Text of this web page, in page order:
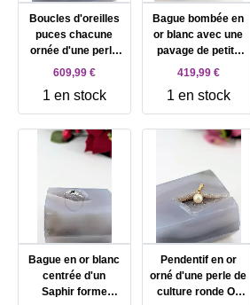
Boucles d'oreilles
puces chacune
ornée d'une perle
de Tahiti de 9mm
diamant d'environ
0,15ct Or 750
Millième (18 CT)
3,07g
609,99 €
1 en stock
Bague bombée en
or blanc avec une
pavage de petits
diamants Or 750
2,77g
419,99 €
1 en stock
Bague en or blanc
centrée d'un
Saphir forme
Pendentif en or
orné d'une perle de
culture ronde Or